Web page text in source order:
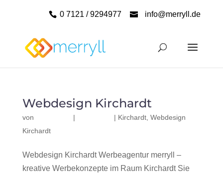
0 7121 / 9294977 info@merryll.de
Webdesign Kirchardt
von | | Kirchardt, Webdesign
Kirchardt
Webdesign Kirchardt Werbeagentur merryll –
kreative Werbekonzepte im Raum Kirchardt Sie